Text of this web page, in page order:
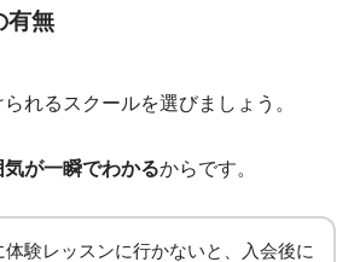
有無
れるスクールを選びましょう。
気が一瞬でわかるからです。
体験レッスンに行かないと、入会後に